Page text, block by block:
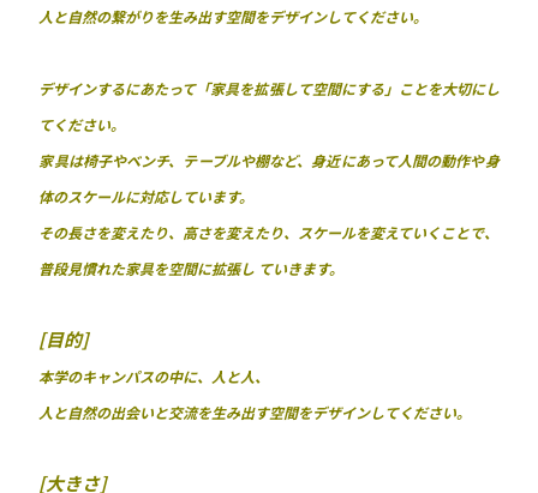
人と自然の繋がりを生み出す空間をデザインしてください。
デザインするにあたって「家具を拡張して空間にする」ことを大切にし
てください。
家具は椅子やベンチ、テーブルや棚など、身近にあって人間の動作や身
体のスケールに対応しています。
その長さを変えたり、高さを変えたり、スケールを変えていくことで、
普段見慣れた家具を空間に拡張し ていきます。
[目的]
本学のキャンパスの中に、人と人、
人と自然の出会いと交流を生み出す空間をデザインしてください。
[大きさ]